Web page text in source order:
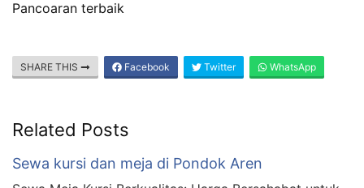
Pancoaran terbaik
SHARE THIS Facebook Twitter WhatsApp
Related Posts
Sewa kursi dan meja di Pondok Aren